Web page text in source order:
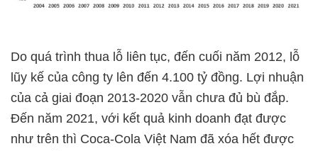
Do quá trình thua lỗ liên tục, đến cuối năm 2012, lỗ
lũy kế của công ty lên đến 4.100 tỷ đồng. Lợi nhuận
của cả giai đoạn 2013-2020 vẫn chưa đủ bù đắp.
Đến năm 2021, với kết quả kinh doanh đạt được
như trên thì Coca-Cola Việt Nam đã xóa hết được